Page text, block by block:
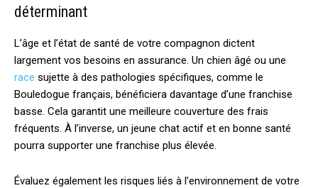
déterminant
L’âge et l’état de santé de votre compagnon dictent
largement vos besoins en assurance. Un chien âgé ou une
race sujette à des pathologies spécifiques, comme le
Bouledogue français, bénéficiera davantage d’une franchise
basse. Cela garantit une meilleure couverture des frais
fréquents. À l’inverse, un jeune chat actif et en bonne santé
pourra supporter une franchise plus élevée.
Évaluez également les risques liés à l’environnement de votre